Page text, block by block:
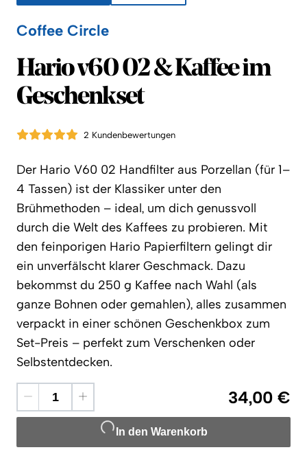
Coffee Circle
Coffee Circle
Hario v60 02 & Kaffee im
Geschenkset
2 Kundenbewertungen
Der Hario V60 02 Handfilter aus Porzellan (für 1–
4 Tassen) ist der Klassiker unter den
Brühmethoden – ideal, um dich genussvoll
durch die Welt des Kaffees zu probieren. Mit
den feinporigen Hario Papierfiltern gelingt dir
ein unverfälscht klarer Geschmack. Dazu
bekommst du 250 g Kaffee nach Wahl (als
ganze Bohnen oder gemahlen), alles zusammen
verpackt in einer schönen Geschenkbox zum
Set-Preis – perfekt zum Verschenken oder
Selbstentdecken.
34,00 €
In den Warenkorb